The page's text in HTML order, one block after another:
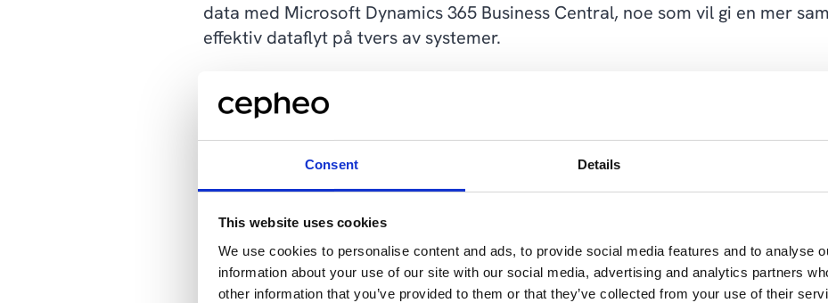
Consent Details
This website uses cookies
We use cookies to personalise content and ads, to provide social media features and to analyse
information about your use of our site with our social media, advertising and analytics partners
other information that you’ve provided to them or that they’ve collected from your use of their
data med Microsoft Dynamics 365 Business Central, noe som vil gi en mer
effektiv dataflyt på tvers av systemer.
Endelig vil lagerstyringen bli betydelig forbedret takket være systemets
gir en mer nøyaktig styring av lagerbeholdningen.
Case 2: Effektiv Asset Management i felten
En annen av våre kunder i produksjonsindustrien har integrert Dynamics 365
sine økonomi- og driftssystemer (Dynamics 365 Finance og Dynamics 365
Management). Ved å lage dynamiske inspeksjonsplaner basert på utstyr og
vedlikeholdsarbeidet mer strukturert. Etter hver oppgave ble